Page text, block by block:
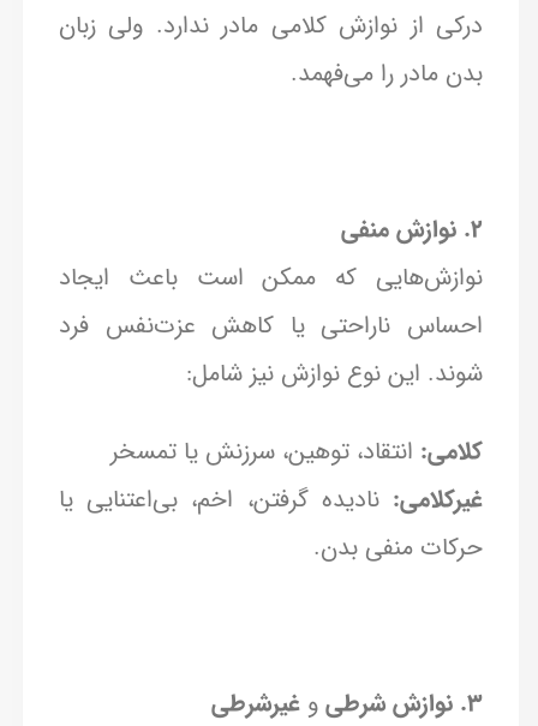
درکی از نوازش کلامی مادر ندارد. ولی زبان
بدن مادر را می‌فهمد.
۲. نوازش منفی
نوازش‌هایی که ممکن است باعث ایجاد
احساس ناراحتی یا کاهش عزت‌نفس فرد
شوند. این نوع نوازش نیز شامل:
کلامی: انتقاد، توهین، سرزنش یا تمسخر
غیرکلامی: نادیده گرفتن، اخم، بی‌اعتنایی یا
حرکات منفی بدن.
۳. نوازش شرطی و غیرشرطی